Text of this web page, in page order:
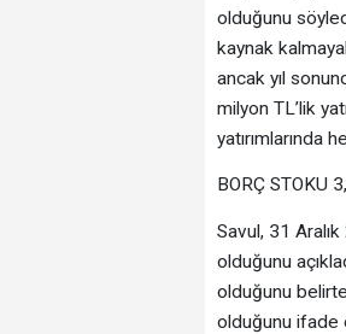
olduğunu
kaynak
ancak yıl
milyon TL’lik
yatırımlarında
BORÇ STOKU
Savul, 31
olduğunu
olduğunu
olduğunu ifade